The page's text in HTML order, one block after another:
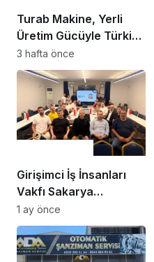
Turab Makine, Yerli
Üretim Gücüyle Türkiye
Sanayisine Katma
Değer Sağlıyor
3 hafta önce
Girişimci İş İnsanları
Vakfı Sakarya
Şubesi’nde Teknoloji
ve Gelecek Vizyonu
Masaya Yatırıldı
1 ay önce